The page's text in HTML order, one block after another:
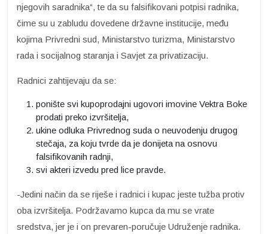
njegovih saradnika“, te da su falsifikovani potpisi radnika,
čime su u zabludu dovedene državne institucije, među
kojima Privredni sud, Ministarstvo turizma, Ministarstvo
rada i socijalnog staranja i Savjet za privatizaciju.
Radnici zahtijevaju da se:
ponište svi kupoprodajni ugovori imovine Vektra Boke
prodati preko izvršitelja,
ukine odluka Privrednog suda o neuvodenju drugog
stečaja, za koju tvrde da je donijeta na osnovu
falsifikovanih radnji,
svi akteri izvedu pred lice pravde.
-Jedini način da se riješe i radnici i kupac jeste tužba protiv
oba izvršitelja. Podržavamo kupca da mu se vrate
sredstva, jer je i on prevaren-poručuje Udruženje radnika.